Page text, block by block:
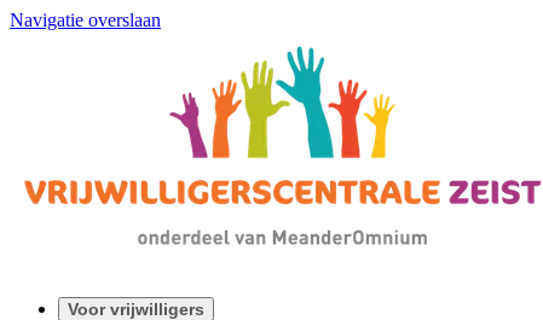
Navigatie overslaan
Voor vrijwilligers